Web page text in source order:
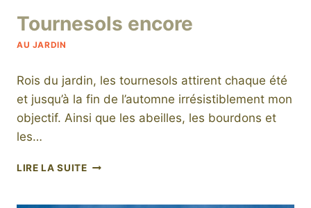
AU JARDIN
Tournesols encore
niro
Rois du jardin, les tournesols attirent chaque été
et jusqu’à la fin de l’automne irrésistiblement mon
objectif. Ainsi que les abeilles, les bourdons et
les…
LIRE LA SUITETOURNESOLS